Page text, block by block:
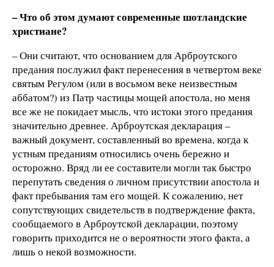
– Что об этом думают современные шотландские
христиане?
– Они считают, что основанием для Арброутского
предания послужил факт перенесения в четвертом веке
святым Регулом (или в восьмом веке неизвестным
аббатом?) из Патр частицы мощей апостола, но меня
все же не покидает мысль, что истоки этого предания
значительно древнее. Арброутская декларация –
важный документ, составленный во времена, когда к
устным преданиям относились очень бережно и
осторожно. Вряд ли ее составители могли так быстро
перепутать сведения о личном присутствии апостола и
факт пребывания там его мощей. К сожалению, нет
сопутствующих свидетельств в подтверждение факта,
сообщаемого в Арброутской декларации, поэтому
говорить приходится не о вероятности этого факта, а
лишь о некой возможности.